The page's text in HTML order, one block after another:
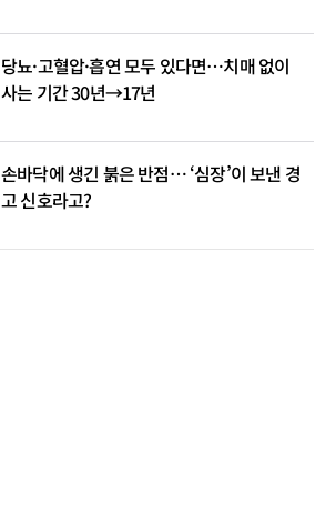
당뇨·고혈압·흡연 모두 있다면…치매 없이
사는 기간 30년→17년
손바닥에 생긴 붉은 반점… ‘심장’이 보낸 경
고 신호라고?